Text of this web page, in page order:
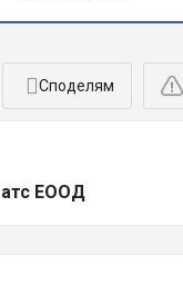
Споделям
ЕООД